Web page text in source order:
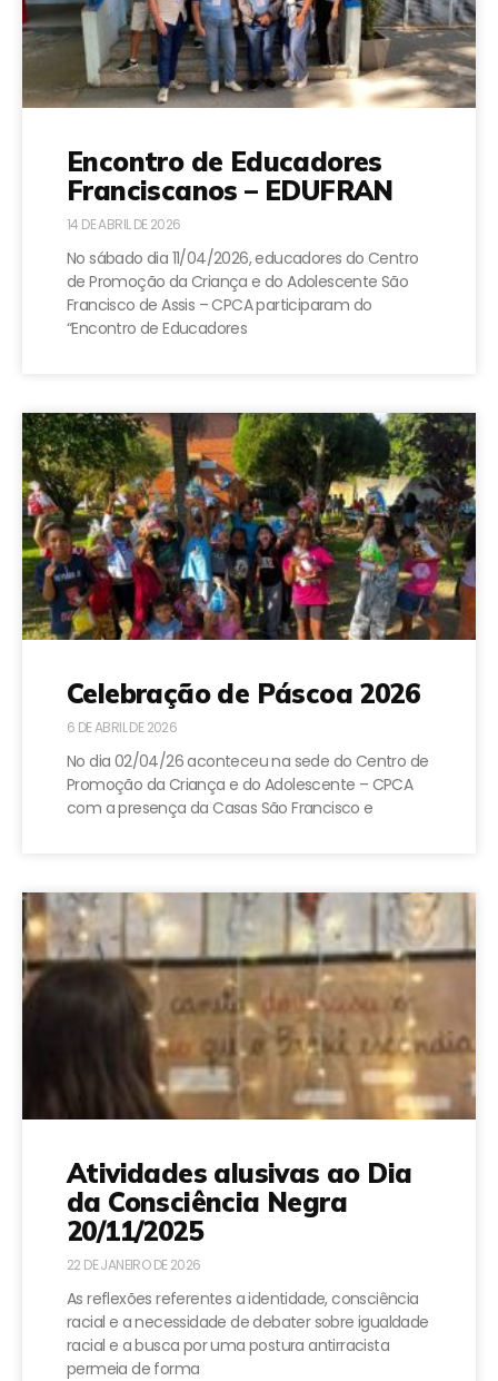
Encontro de Educadores
Franciscanos – EDUFRAN
14 DE ABRIL DE 2026
No sábado dia 11/04/2026, educadores do Centro
de Promoção da Criança e do Adolescente São
Francisco de Assis – CPCA participaram do
“Encontro de Educadores
Celebração de Páscoa 2026
6 DE ABRIL DE 2026
No dia 02/04/26 aconteceu na sede do Centro de
Promoção da Criança e do Adolescente – CPCA
com a presença da Casas São Francisco e
Atividades alusivas ao Dia
da Consciência Negra
20/11/2025
22 DE JANEIRO DE 2026
As reflexões referentes a identidade, consciência
racial e a necessidade de debater sobre igualdade
racial e a busca por uma postura antirracista
permeia de forma